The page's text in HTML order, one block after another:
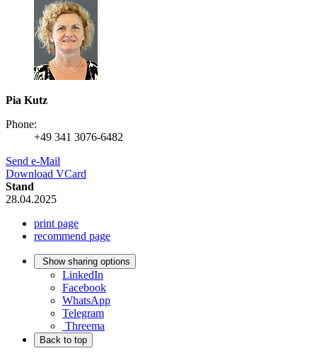
Pia Kutz
Phone:
+49 341 3076-6482
Send e-Mail
Download VCard
Stand
28.04.2025
print page
recommend page
Show sharing options
LinkedIn
Facebook
WhatsApp
Telegram
Threema
Back to top